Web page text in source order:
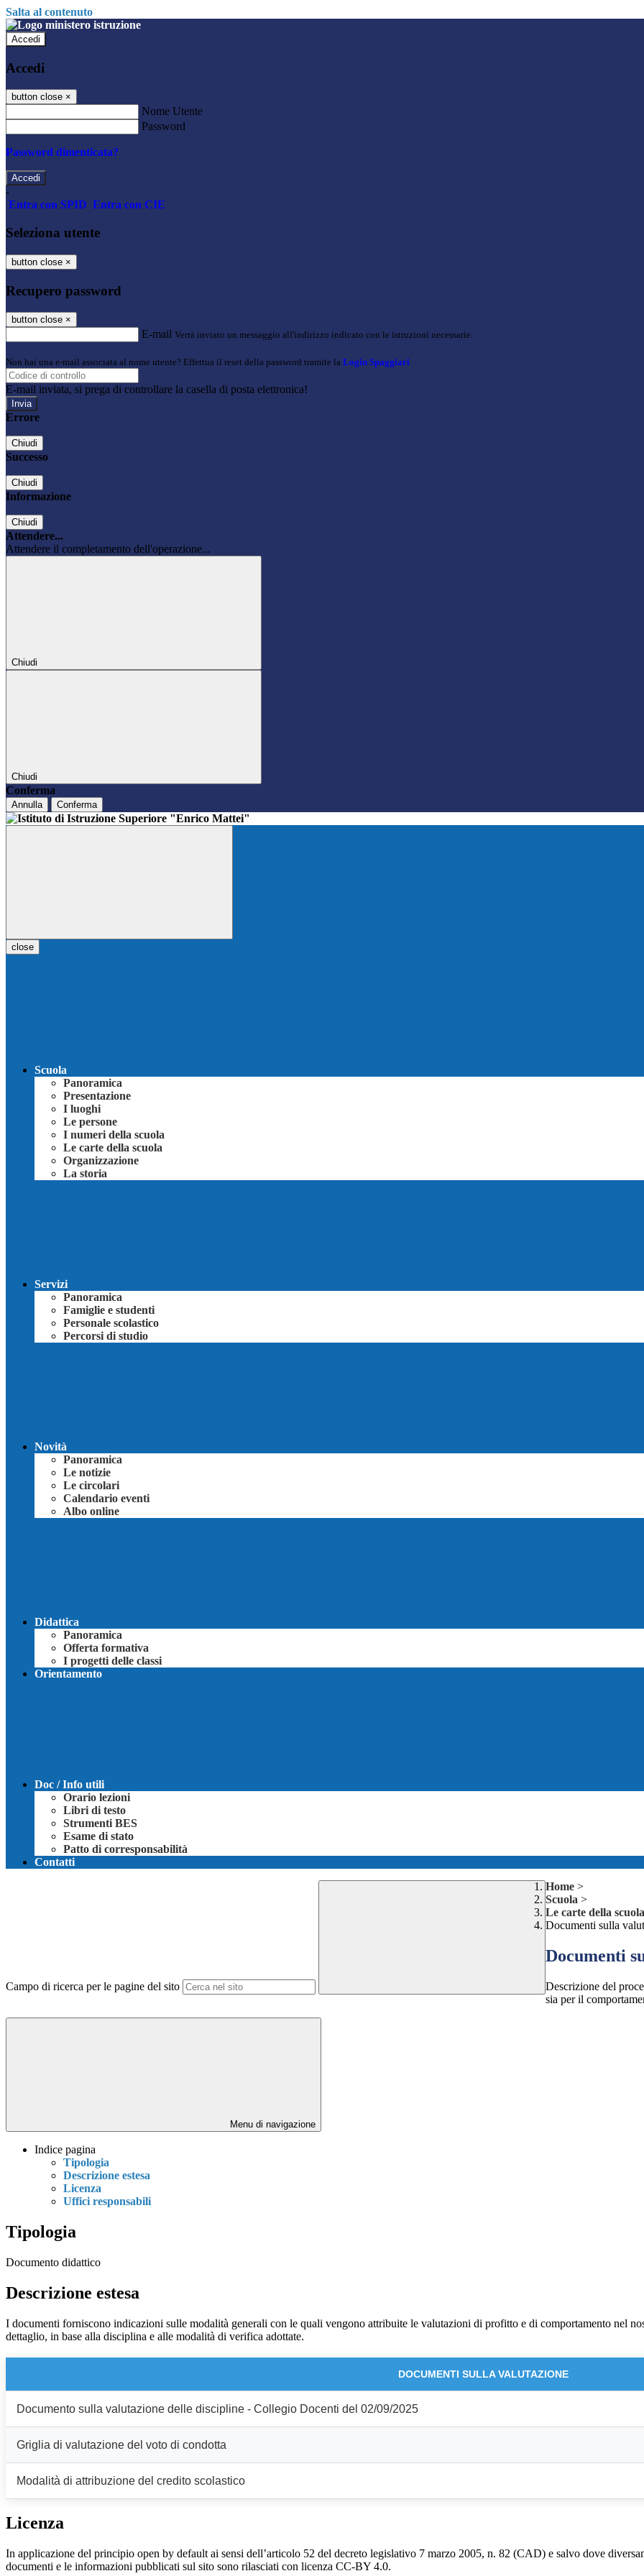
Salta al contenuto
Accedi
Accedi
button close ×
Nome Utente
Password
Password dimenticata?
-
Entra con SPID Entra con CIE
Seleziona utente
button close ×
Recupero password
button close ×
E-mail Verrà inviato un messaggio all'indirizzo indicato con le istruzioni necessarie.
Non hai una e-mail associata al nome utente? Effettua il reset della password tramite la Login Spaggiari
E-mail inviata, si prega di controllare la casella di posta elettronica!
Errore
Chiudi
Successo
Chiudi
Informazione
Chiudi
Attendere...
Attendere il completamento dell'operazione...
Chiudi
Chiudi
Conferma
Annulla Conferma
close
Scuola
Panoramica
Presentazione
I luoghi
Le persone
I numeri della scuola
Le carte della scuola
Organizzazione
La storia
Servizi
Panoramica
Famiglie e studenti
Personale scolastico
Percorsi di studio
Novità
Panoramica
Le notizie
Le circolari
Calendario eventi
Albo online
Didattica
Panoramica
Offerta formativa
I progetti delle classi
Orientamento
Doc / Info utili
Orario lezioni
Libri di testo
Strumenti BES
Esame di stato
Patto di corresponsabilità
Contatti
Campo di ricerca per le pagine del sito
Home >
Scuola >
Le carte della scuola
Documenti sulla
Documenti
Descrizione del
sia per il
Menu di navigazione
Indice pagina
Tipologia
Descrizione estesa
Licenza
Uffici responsabili
Tipologia
Documento didattico
Descrizione estesa
I documenti forniscono indicazioni sulle modalità generali con le quali vengono attribuite le valutazioni di profitto e di comportamento nel
dettaglio, in base alla disciplina e alle modalità di verifica adottate.
DOCUMENTI SULLA VALUTAZIONE
Documento sulla valutazione delle discipline - Collegio Docenti del 02/09/2025
Griglia di valutazione del voto di condotta
Modalità di attribuzione del credito scolastico
Licenza
In applicazione del principio open by default ai sensi dell’articolo 52 del decreto legislativo 7 marzo 2005, n. 82 (CAD) e salvo dove
documenti e le informazioni pubblicati sul sito sono rilasciati con licenza CC-BY 4.0.